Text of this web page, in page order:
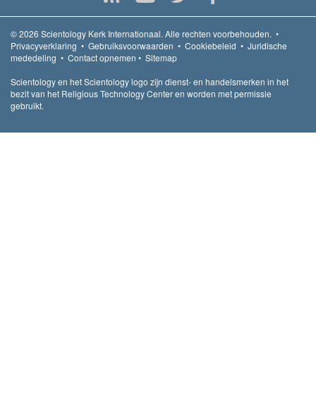
© 2026 Scientology Kerk Internationaal. Alle rechten voorbehouden. •
Privacyverklaring • Gebruiksvoorwaarden • Cookiebeleid • Juridische
mededeling • Contact opnemen • Sitemap
Scientology en het Scientology logo zijn dienst- en handelsmerken in het
bezit van het Religious Technology Center en worden met permissie
gebruikt.